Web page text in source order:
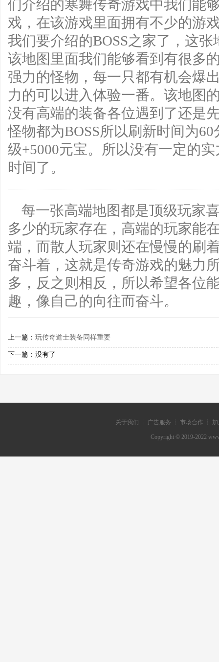
们介绍的寒舞传奇游戏中我们能
戏，在该游戏里面拥有不少的游
我们要介绍的BOSS之家了，这
该地图里面我们能够看到有很多
强力的怪物，每一只都有机会爆
力的可以进入体验一番。该地图
没有高端的装备各位遇到了还是
怪物都为BOSS所以刷新时间为
级+5000元宝。所以没有一定的
时间了。
每一张高端地图都是顶级玩家
多少的玩家存在，高端的玩家能
端，而散人玩家则还在慢慢的刷
奋斗着，这就是传奇游戏的魅力
多，反之则相反，所以希望各位
趣，像自己的向往而奋斗。
上一篇： 玩传奇道士装备同样重要
下一篇：没有了
关于我们 ┊ 广告服务 ┊ 市场合作 ┊
Copyright © 2019-2022